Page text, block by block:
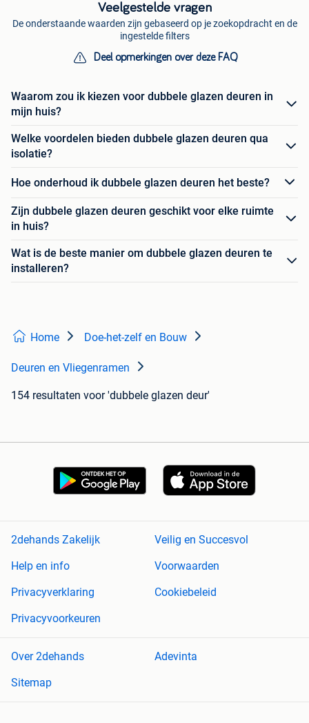
Veelgestelde vragen
De onderstaande waarden zijn gebaseerd op je zoekopdracht en de
ingestelde filters
Deel opmerkingen over deze FAQ
Waarom zou ik kiezen voor dubbele glazen deuren in
mijn huis?
Welke voordelen bieden dubbele glazen deuren qua
isolatie?
Hoe onderhoud ik dubbele glazen deuren het beste?
Zijn dubbele glazen deuren geschikt voor elke ruimte
in huis?
Wat is de beste manier om dubbele glazen deuren te
installeren?
Home Doe-het-zelf en Bouw
Deuren en Vliegenramen
154 resultaten voor 'dubbele glazen deur'
2dehands Zakelijk
Veilig en Succesvol
Help en info
Voorwaarden
Privacyverklaring
Cookiebeleid
Privacyvoorkeuren
Over 2dehands
Adevinta
Sitemap